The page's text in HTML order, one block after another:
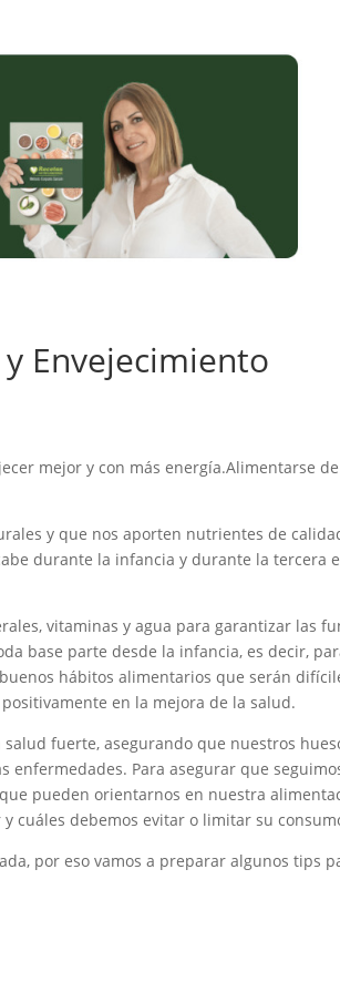
Envejecimiento
mejor y con más energía.Alimentarse
y que nos aporten nutrientes de
durante la infancia y durante la tercera
vitaminas y agua para garantizar las
base parte desde la infancia, es decir,
hábitos alimentarios que serán
en la mejora de la salud.
fuerte, asegurando que nuestros
Para asegurar que
que pueden orientarnos en nuestra
cuáles debemos evitar o limitar su
por eso vamos a preparar algunos tips